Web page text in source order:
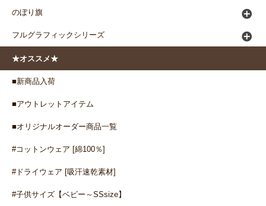
のぼり旗
フルグラフィックシリーズ
★オススメ★
■新商品入荷
■アウトレットアイテム
■オリジナルオーダー商品一覧
#コットンウェア [綿100％]
#ドライウェア [吸汗速乾素材]
#子供サイズ【ベビー～SSsize】